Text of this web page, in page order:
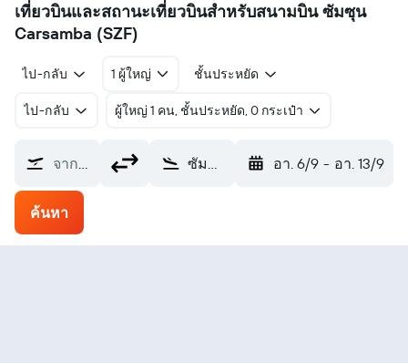
เที่ยวบินและสถานะเที่ยวบินสำหรับสนามบิน ซัมซุน
Carsamba (SZF)
ไป-กลับ 1 ผู้ใหญ่ ชั้นประหยัด
ไป-กลับ ผู้ใหญ่ 1 คน, ชั้นประหยัด, 0 กระเป๋า
จากที่ไหน? ซัมซุน Carsamba (SZF) อา. 6/9 - อา. 13/9
ค้นหา